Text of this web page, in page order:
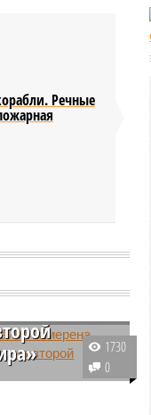
Речные
Россию на второй
1730
0